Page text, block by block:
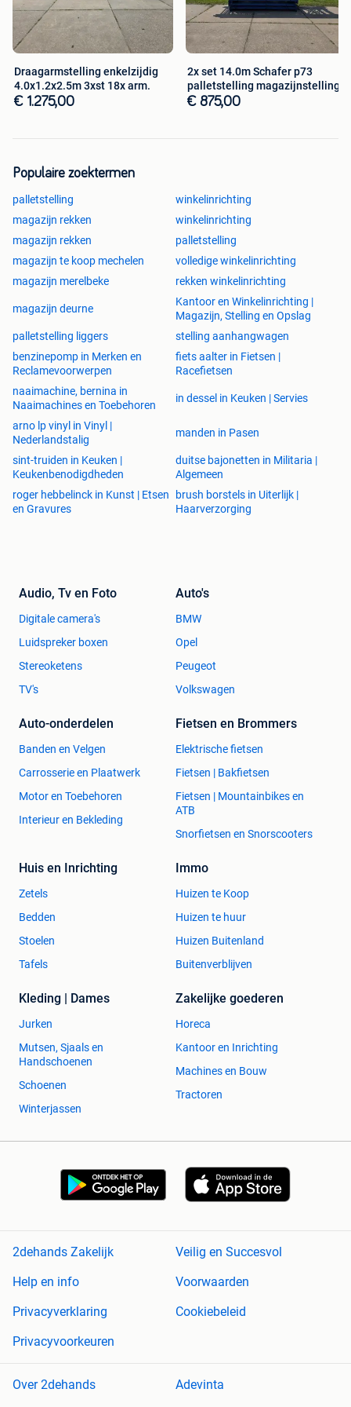
stelling, palletstellingen, draagarmstelling,
palletstelling,grootvakstelling,bandenstelling,legbordstellin
g, gebruikte magazijnstellingen, gebruikte
magazijnstelling,gebruikte legbordstellingen,gebruikte
esmena, gebruikte legbordstelling,gebruikte
grootvakstellingen, gebruikte grootvakstelling,gebruikte
legbordstelling gebruikte legbordstellingen, gebruikte
mecalux, gebruikte nedcon, gebruikte magazijninrichting,
gebruikte magazijninrichtingen,
gebruiktemagazijninrichting, gebruiktemagazijnstelling,
gebruiktemagazijnstellingen, gebruikte jungheinrich,
gebruikte hovuma, gebruikte polypal, gebruikte vanommen,
gebruikte van ommen, gebruikte grootvakstellingen,
gebruikte grootvakstelling, gebruikte grootvak stelling,
gebruikte grootvak stellingen, gebruikt magazijn, gebruikt
magazijnen, gebruikt magazijninchting, gebruikt
magazijninrichtingen, gebruikte magazijn stelling,
gebruikte magazijn stellingen, gebruikt stelling, gebruikt
stellingen, gebruikte grootvakstellingen, gebruikte
grootvakstelling, gebruikte grootvak stellingen, gebruikte
grootvak stelling. nieuwe magazijnstelling, nieuwe
magazijnstellingen, nieuwemagazijnstelling,
nieuwemagazijnstellingen,gebruikt mecalux, gebruikt
jungheinrich, gebruikt jung heinrich, gebruikte jungheinrich,
gebruikte jung heinrich, gebruiktemecalux, gebruikte
magazijninrichting, gebruikte magazijn inrichting,
gebruiktemagazijninrichting, gebruiktemagazijn inrichting,
Draagarmstelling enkelzijdig
4.0x1.2x2.5m 3xst 18x arm.
€ 1.275,00
2x set 14.0m Schafer p73
palletstelling magazijnstelling.
€ 875,00
Populaire zoektermen
palletstelling
winkelinrichting
magazijn rekken
winkelinrichting
magazijn rekken
palletstelling
magazijn te koop mechelen
volledige winkelinrichting
magazijn merelbeke
rekken winkelinrichting
magazijn deurne
Kantoor en Winkelinrichting |
Magazijn, Stelling en Opslag
palletstelling liggers
stelling aanhangwagen
benzinepomp in Merken en
Reclamevoorwerpen
fiets aalter in Fietsen |
Racefietsen
naaimachine, bernina in
Naaimachines en Toebehoren
in dessel in Keuken | Servies
arno lp vinyl in Vinyl |
Nederlandstalig
manden in Pasen
sint-truiden in Keuken |
Keukenbenodigdheden
duitse bajonetten in Militaria |
Algemeen
roger hebbelinck in Kunst | Etsen
en Gravures
brush borstels in Uiterlijk |
Haarverzorging
Audio, Tv en Foto
Digitale camera's
Luidspreker boxen
Stereoketens
TV's
Auto's
BMW
Opel
Peugeot
Volkswagen
Auto-onderdelen
Banden en Velgen
Carrosserie en Plaatwerk
Motor en Toebehoren
Interieur en Bekleding
Fietsen en Brommers
Elektrische fietsen
Fietsen | Bakfietsen
Fietsen | Mountainbikes en
ATB
Snorfietsen en Snorscooters
Huis en Inrichting
Zetels
Bedden
Stoelen
Tafels
Immo
Huizen te Koop
Huizen te huur
Huizen Buitenland
Buitenverblijven
Kleding | Dames
Jurken
Mutsen, Sjaals en
Handschoenen
Schoenen
Winterjassen
Zakelijke goederen
Horeca
Kantoor en Inrichting
Machines en Bouw
Tractoren
2dehands Zakelijk
Veilig en Succesvol
Help en info
Voorwaarden
Privacyverklaring
Cookiebeleid
Privacyvoorkeuren
Over 2dehands Adevinta